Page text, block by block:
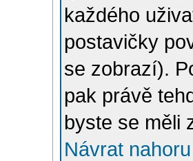
každého
postavičky
se zobrazí).
pak právě
byste se měli
Návrat nahoru